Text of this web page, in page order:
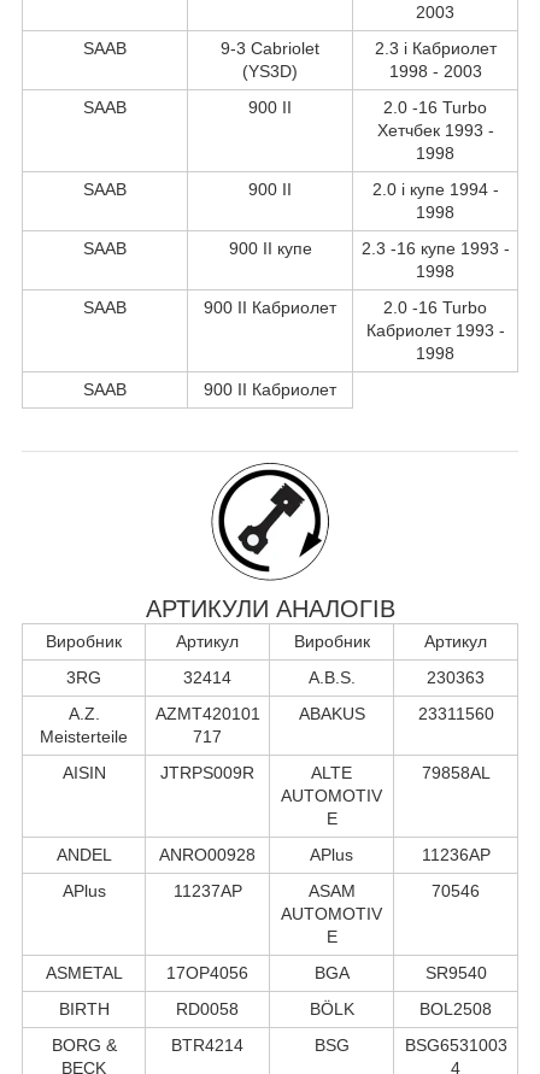
2003
SAAB
9-3 Cabriolet
(YS3D)
2.3 i Кабриолет
1998 - 2003
SAAB
900 II
2.0 -16 Turbo
Хетчбек 1993 -
1998
SAAB
900 II
2.0 i купе 1994 -
1998
SAAB
900 II купе
2.3 -16 купе 1993 -
1998
SAAB
900 II Кабриолет
2.0 -16 Turbo
Кабриолет 1993 -
1998
SAAB
900 II Кабриолет
АРТИКУЛИ АНАЛОГІВ
Виробник Артикул Виробник
Артикул
3RG
32414 A.B.S.
230363
A.Z.
Meisterteile
AZMT420101
717
ABAKUS 23311560
AISIN JTRPS009R
ALTE
AUTOMOTIV
E
79858AL
ANDEL ANRO00928 APlus
11236AP
APlus
11237AP
ASAM
AUTOMOTIV
E
70546
ASMETAL 17OP4056 BGA
SR9540
BIRTH
RD0058 BÖLK
BOL2508
BORG &
BECK
BTR4214 BSG
BSG6531003
4